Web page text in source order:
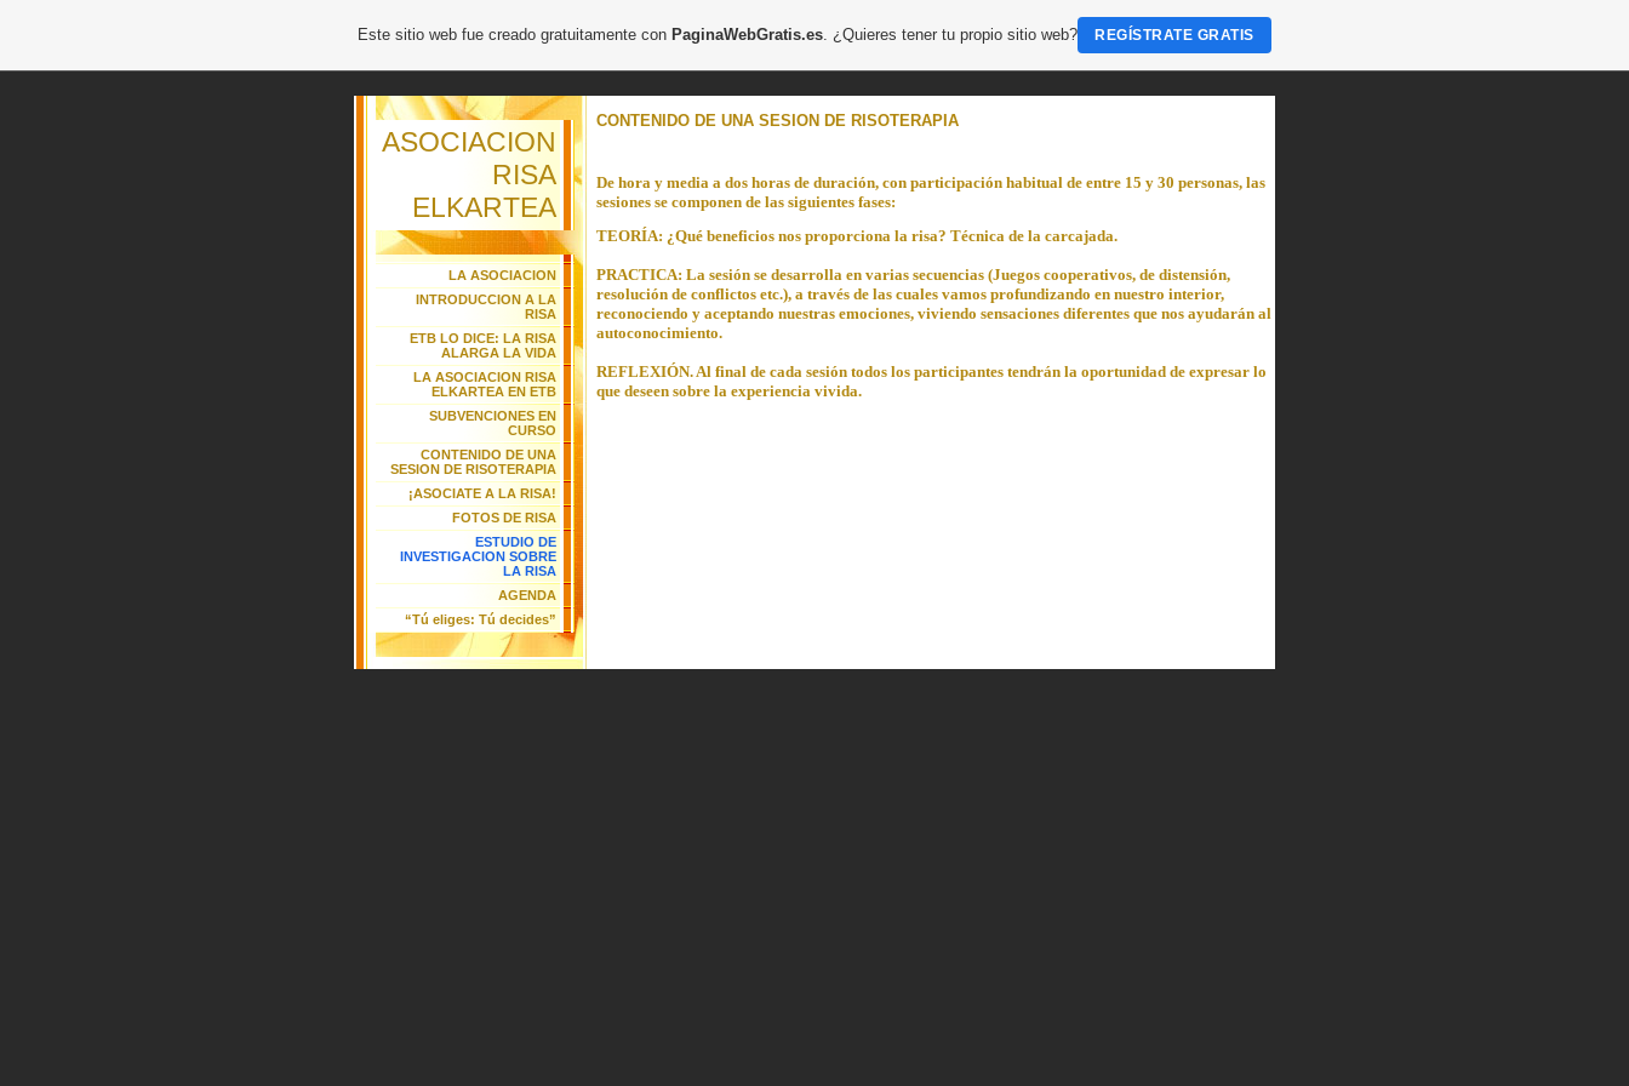
ASOCIACION
RISA
ELKARTEA
LA ASOCIACION
INTRODUCCION A LA
RISA
ETB LO DICE: LA RISA
ALARGA LA VIDA
LA ASOCIACION RISA
ELKARTEA EN ETB
SUBVENCIONES EN
CURSO
CONTENIDO DE UNA
SESION DE RISOTERAPIA
¡ASOCIATE A LA RISA!
FOTOS DE RISA
ESTUDIO DE
INVESTIGACION SOBRE
LA RISA
AGENDA
“Tú eliges: Tú decides”
CONTENIDO DE UNA SESION DE RISOTERAPIA
De hora y media a dos horas de duración, con participación habitual de entre 15 y 30 personas, las
sesiones se componen de las siguientes fases:
TEORÍA: ¿Qué beneficios nos proporciona la risa? Técnica de la carcajada.
PRACTICA: La sesión se desarrolla en varias secuencias (Juegos cooperativos, de distensión,
resolución de conflictos etc.), a través de las cuales vamos profundizando en nuestro interior,
reconociendo y aceptando nuestras emociones, viviendo sensaciones diferentes que nos ayudarán al
autoconocimiento.
REFLEXIÓN. Al final de cada sesión todos los participantes tendrán la oportunidad de expresar lo
que deseen sobre la experiencia vivida.
Este sitio web fue creado gratuitamente con PaginaWebGratis.es. ¿Quieres tener tu propio sitio web? REGÍSTRATE GRATIS